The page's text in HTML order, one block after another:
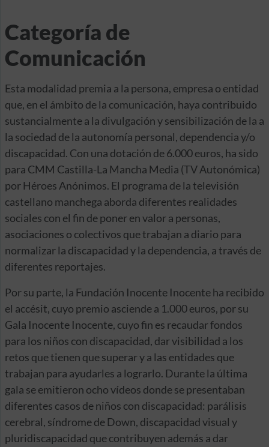
Categoría de
Comunicación
Esta modalidad premia a la persona, empresa o entidad
que, en el ámbito de la comunicación, haya contribuido
sustancialmente a la divulgación y sensibilización de la a
la sociedad de la autonomía personal, dependencia y/o
discapacidad. Con una dotación de 6.000 euros, ha sido
para CMM Castilla-La Mancha Media (TV Autonómica)
por Héroes Anónimos. El programa de la televisión
castellano manchega aborda diferentes realidades
sociales con el fin de poner en valor a personas,
asociaciones o colectivos que trabajan a diario para
normalizar la discapacidad y la dependencia, a través de
diferentes reportajes.
Por su parte, la Fundación Inocente Inocente ha recibido
el accésit, cuyo premio asciende a 1.000 euros, por su
Gala Inocente Inocente, cuyo fin es recaudar fondos
para los niños con discapacidad, dar visibilidad a los
retos que tienen que superar y a las entidades que
trabajan para ayudarles a lograrlo. Durante la última
gala se emitieron ocho vídeos donde se presentaban
diferentes casos de niños con discapacidad: parálisis
cerebral, síndrome de Down, discapacidad visual y
pluridiscapacidad que contribuyen además a dar